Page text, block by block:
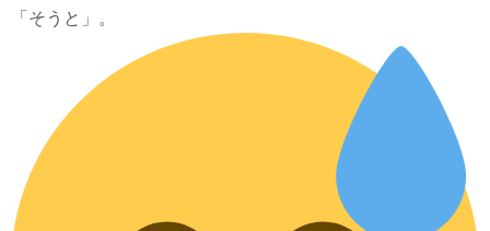
「そうと」。